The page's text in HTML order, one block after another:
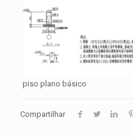
piso plano básico
Compartilhar